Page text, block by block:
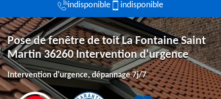
indisponible indisponible
Pose de fenêtre de toit La Fontaine Saint
Martin 36260 Intervention d'urgence
Intervention d'urgence, dépannage 7j/7